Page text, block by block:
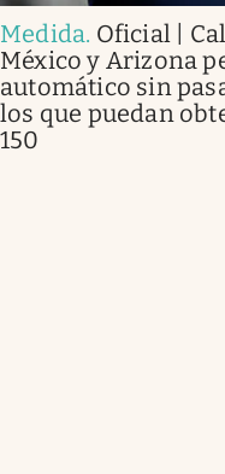
Medida. Oficial |
México y Arizona
automático sin
los que puedan
150